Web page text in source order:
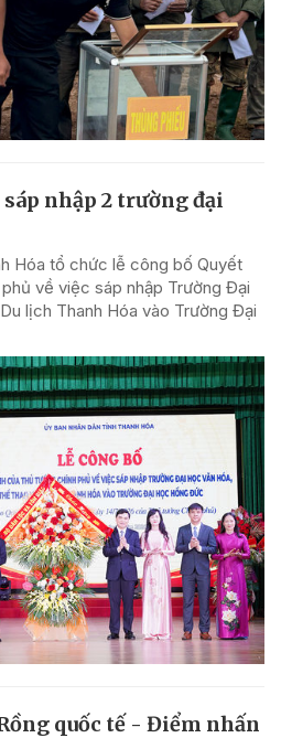
nhập 2 trường đại
Hóa tổ chức lễ công bố Quyết
về việc sáp nhập Trường Đại
lịch Thanh Hóa vào Trường Đại
quốc tế - Điểm nhấn